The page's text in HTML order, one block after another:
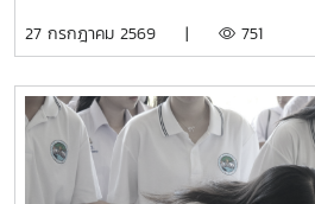
27 กรกฎาคม 2569 | 751